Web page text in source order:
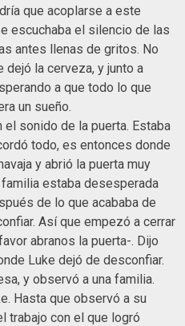
que acoplarse a este
escuchaba el silencio de las
antes llenas de gritos. No
dejó la cerveza, y junto a
a que todo lo que
un sueño.
sonido de la puerta. Estaba
todo, es entonces donde
y abrió la puerta muy
estaba desesperada
de lo que acababa de
Así que empezó a cerrar
abranos la puerta-. Dijo
Luke dejó de desconfiar.
y observó a una familia.
Hasta que observó a su
trabajo con el que logró